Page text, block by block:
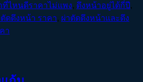
ที่ไหนดีราคาไม่แพง, ดึงหน้าอยู่ได้กี่ปี,
ดดึงหน้า ราคา, ผ่าตัดดึงหน้าและดึง
า